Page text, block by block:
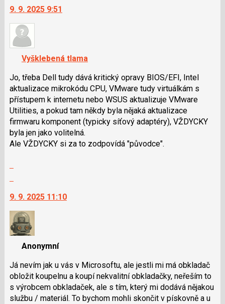
další
nový
názor.
navigaci
lze
použít
i
klávesy
N
pro
následující
a
názor
9. 9. 2025 9:51
Vyšklebená tlama
Jo, třeba Dell tudy dává kritický opravy BIOS/EFI, Intel
aktualizace mikrokódu CPU, VMware tudy virtuálkám s
přístupem k internetu nebo WSUS aktualizuje VMware
Utilities, a pokud tam někdy byla nějaká aktualizace
firmwaru komponent (typicky síťový adaptéry), VŽDYCKY
byla jen jako volitelná.
Ale VŽDYCKY si za to zodpovídá "původce".
další
nový
názor.
K
navigaci
použít
i
klávesy
N
9. 9. 2025 11:10
Anonymní
Já nevím jak u vás v Microsoftu, ale jestli mi má obkladač
obložit koupelnu a koupí nekvalitní obkladačky, neřeším to
s výrobcem obkladaček, ale s tím, který mi dodává nějakou
službu / materiál. To bychom mohli skončit v pískovně a u